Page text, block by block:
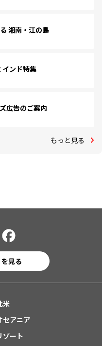
湘南・江の島
インド特集
広告のご案内
もっと見る
見る
米
セアニア
ゾート